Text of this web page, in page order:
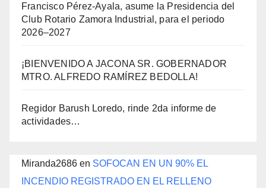
Francisco Pérez-Ayala, asume la Presidencia del
Club Rotario Zamora Industrial, para el periodo
2026–2027
¡BIENVENIDO A JACONA SR. GOBERNADOR
MTRO. ALFREDO RAMÍREZ BEDOLLA!
Regidor Barush Loredo, rinde 2da informe de
actividades…
Miranda2686 en SOFOCAN EN UN 90% EL
INCENDIO REGISTRADO EN EL RELLENO